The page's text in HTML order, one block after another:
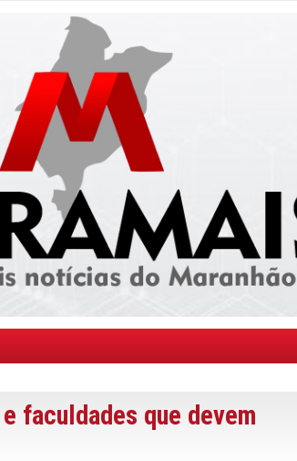
faculdades que devem